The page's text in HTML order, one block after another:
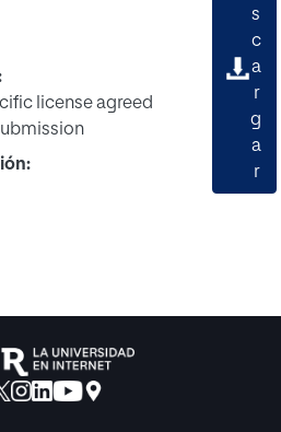
license agreed
s
c
a
r
g
a
r